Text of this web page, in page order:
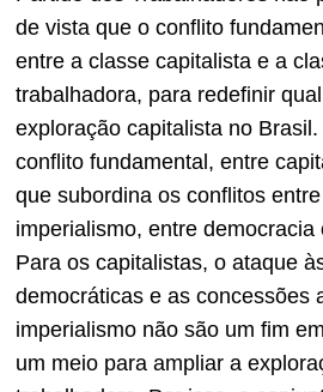
de vista que o conflito
entre a classe capitalista e a
trabalhadora, para redefinir
exploração capitalista no
conflito fundamental, entre
que subordina os conflitos
imperialismo, entre democracia
Para os capitalistas, o ataque
democráticas e as concessões
imperialismo não são um fim
um meio para ampliar a